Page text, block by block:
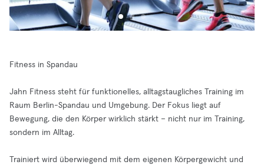
Fitness in Spandau
Jahn Fitness steht für funktionelles, alltagstaugliches Training im
Raum Berlin-Spandau und Umgebung. Der Fokus liegt auf
Bewegung, die den Körper wirklich stärkt – nicht nur im Training,
sondern im Alltag.
Trainiert wird überwiegend mit dem eigenen Körpergewicht und